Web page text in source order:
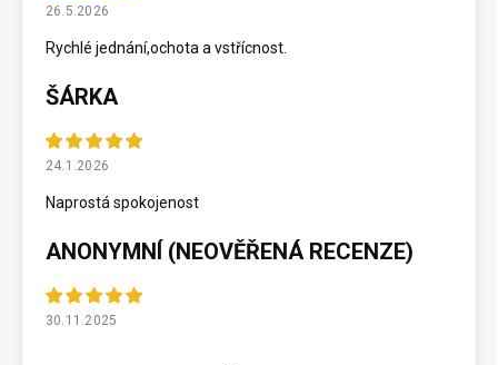
26.5.2026
Rychlé jednání,ochota a vstřícnost.
ŠÁRKA
24.1.2026
Naprostá spokojenost
ANONYMNÍ (NEOVĚŘENÁ RECENZE)
30.11.2025